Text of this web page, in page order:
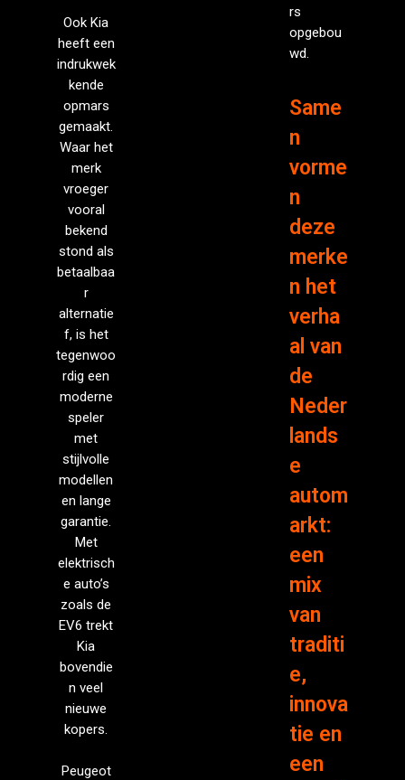
Ook Kia
heeft een
indrukwek
kende
opmars
gemaakt.
Waar het
merk
vroeger
vooral
bekend
stond als
betaalbaa
r
alternatie
f, is het
tegenwoo
rdig een
moderne
speler
met
stijlvolle
modellen
en lange
garantie.
Met
elektrisch
e auto’s
zoals de
EV6 trekt
Kia
bovendie
n veel
nieuwe
kopers.
Peugeot
rs
opgebou
wd.
Same
n
vorme
n
deze
merke
n het
verha
al van
de
Neder
lands
e
autom
arkt:
een
mix
van
traditi
e,
innova
tie en
een